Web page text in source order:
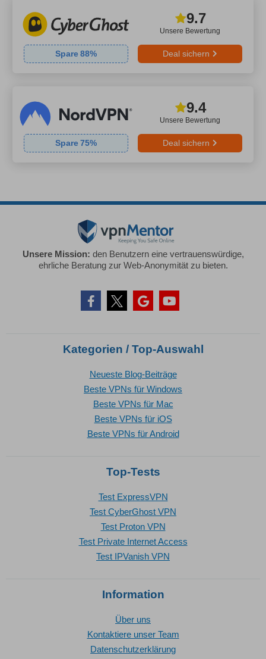
Unsere Bewertung
9.7
Spare88% Deal sichern
Unsere Bewertung
9.4
Spare75% Deal sichern
Unsere Mission: den Benutzern eine vertrauenswürdige,
ehrliche Beratung zur Web-Anonymität zu bieten.
Kategorien / Top-Auswahl
Neueste Blog-Beiträge
Beste VPNs für Windows
Beste VPNs für Mac
Beste VPNs für iOS
Beste VPNs für Android
Top-Tests
Test ExpressVPN
Test CyberGhost VPN
Test Proton VPN
Test Private Internet Access
Test IPVanish VPN
Information
Über uns
Kontaktiere unser Team
Datenschutzerklärung